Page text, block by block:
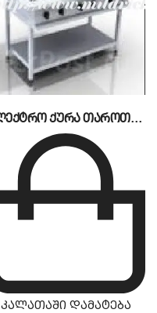
ელექტრო ქურა თაროთი MW-6N2
კალათაში დამატება